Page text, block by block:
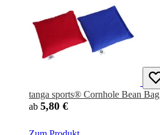
tanga sports® Cornhole Bean Bag
ab 5,80 €